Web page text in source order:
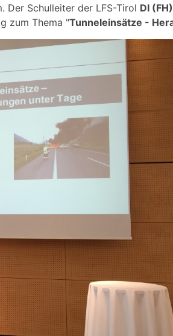
Der Schulleiter der LFS-Tirol DI
zum Thema "Tunneleinsätze -